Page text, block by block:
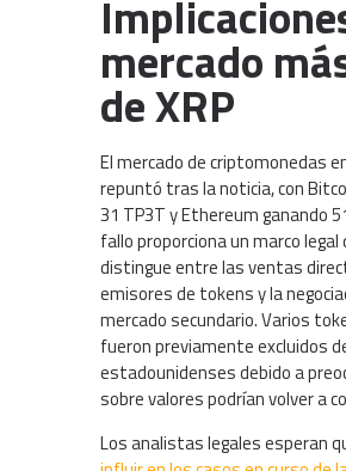
mercado
de XRP
El mercado de criptomonedas
repuntó tras la noticia, con
31 TP3T y Ethereum ganando
fallo proporciona un marco legal
distingue entre las ventas
emisores de tokens y la
mercado secundario. Varios
fueron previamente excluidos
estadounidenses debido a
sobre valores podrían volver a
Los analistas legales esperan